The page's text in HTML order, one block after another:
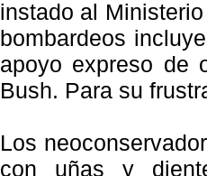
instado al
bombardeos
apoyo expreso de
Bush. Para su
Los
con uñas y